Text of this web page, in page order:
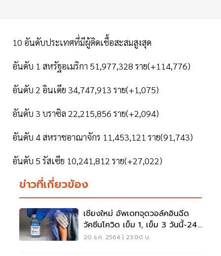
10 อันดับประเทศที่มีผู้ติดเชื้อสะสมสูงสุด
อันดับ 1 สหรัฐอเมริกา 51,977,328 ราย(+114,776)
อันดับ 2 อินเดีย 34,747,913 ราย(+1,075)
อันดับ 3 บราซิล 22,215,856 ราย(+2,094)
อันดับ 4 สหราชอาณาจักร 11,453,121 ราย(91,743)
อันดับ 5 รัสเซีย 10,241,812 ราย(+27,022)
ข่าวที่เกี่ยวข้อง
เชียงใหม่ อัพเดทจุดวอล์คอินฉีด
วัคซีนโควิด เข็ม 1, เข็ม 3 วันนี้-24
ธ.ค.64
20 ธ.ค. 2564 | 23:00 น.